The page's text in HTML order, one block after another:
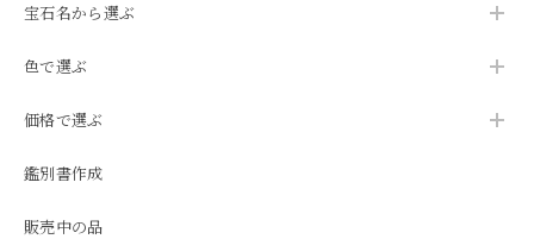
宝石名から選ぶ
色で選ぶ
価格で選ぶ
鑑別書作成
販売中の品